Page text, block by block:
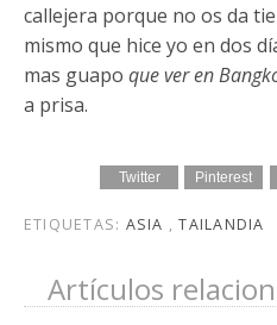
callejera porque no os da
mismo que hice yo en dos
mas guapo que ver en
a prisa.
Twitter Pinterest
ETIQUETAS: ASIA ,TAILANDIA
Artículos